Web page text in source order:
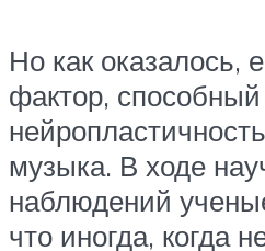
Но как оказалось,
фактор,
музыка. В ходе
наблюдений
что иногда, когда